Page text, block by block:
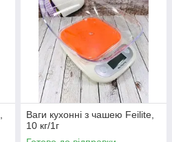
Ваги кухонні з чашею Feilite,
10 кг/1г